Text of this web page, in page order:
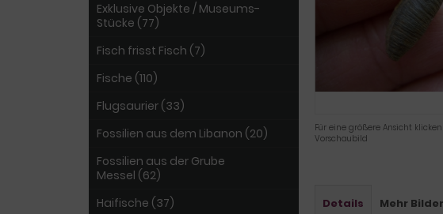
Für eine größere Ansicht
Vorschaubild
Details Mehr Bilder
Exklusive Objekte / Museums-
Stücke (77)
Fisch frisst Fisch (7)
Fische (110)
Flugsaurier (33)
Fossilien aus dem Libanon (20)
Fossilien aus der Grube
Messel (62)
Haifische (37)